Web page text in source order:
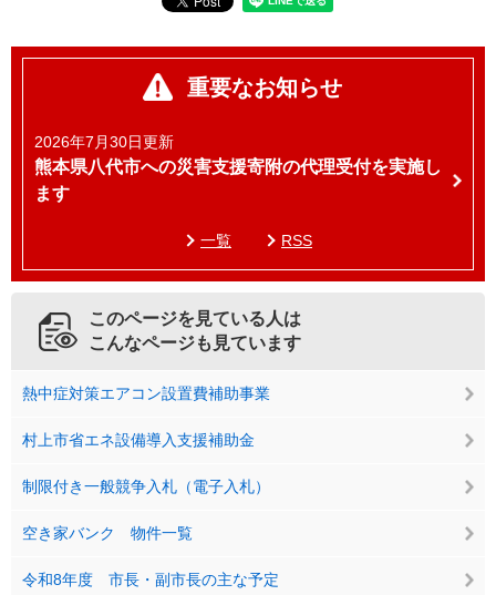
重要なお知らせ
2026年7月30日更新
熊本県八代市への災害支援寄附の代理受付を実施し
ます
一覧 RSS
このページを見ている人は
こんなページも見ています
熱中症対策エアコン設置費補助事業
村上市省エネ設備導入支援補助金
制限付き一般競争入札（電子入札）
空き家バンク 物件一覧
令和8年度 市長・副市長の主な予定